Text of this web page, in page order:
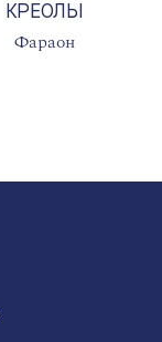
КРЕОЛЫ
Фараон